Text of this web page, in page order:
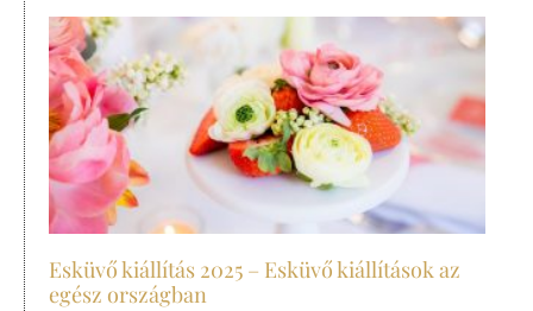
Esküvő kiállítás 2025 – Esküvő kiállítások az
egész országban